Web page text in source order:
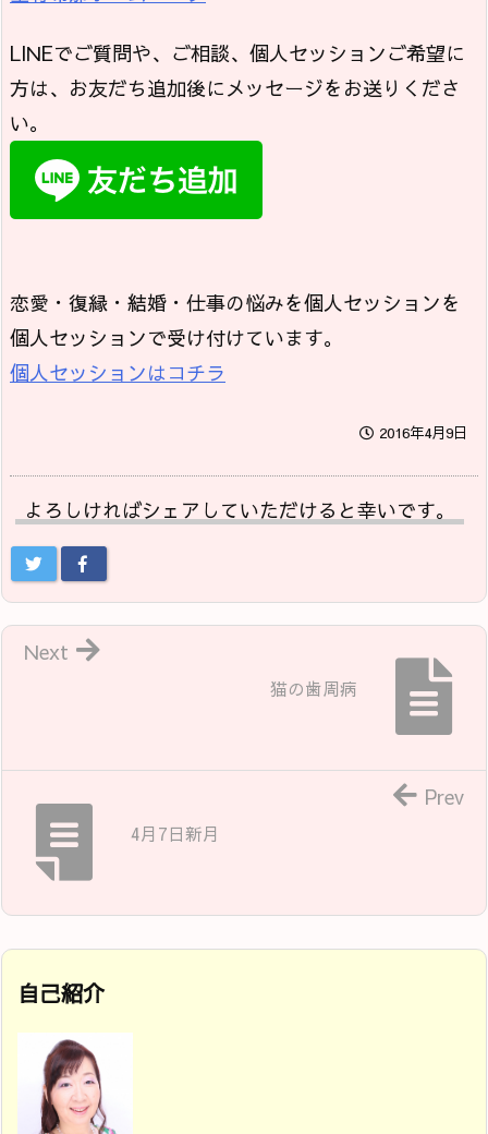
LINEでご質問や、ご相談、個人セッションご希望に
方は、お友だち追加後にメッセージをお送りくださ
い。
恋愛・復縁・結婚・仕事の悩みを個人セッションを
個人セッションで受け付けています。
個人セッションはコチラ
2016年4月9日
よろしければシェアしていただけると幸いです。
猫の歯周病
Next
4月7日新月
Prev
自己紹介